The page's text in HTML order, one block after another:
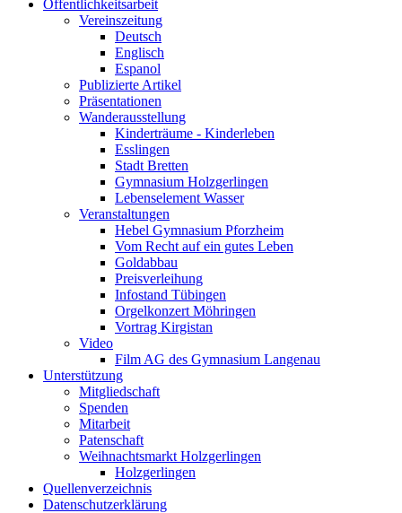
Öffentlichkeitsarbeit
Vereinszeitung
Deutsch
Englisch
Espanol
Publizierte Artikel
Präsentationen
Wanderausstellung
Kinderträume - Kinderleben
Esslingen
Stadt Bretten
Gymnasium Holzgerlingen
Lebenselement Wasser
Veranstaltungen
Hebel Gymnasium Pforzheim
Vom Recht auf ein gutes Leben
Goldabbau
Preisverleihung
Infostand Tübingen
Orgelkonzert Möhringen
Vortrag Kirgistan
Video
Film AG des Gymnasium Langenau
Unterstützung
Mitgliedschaft
Spenden
Mitarbeit
Patenschaft
Weihnachtsmarkt Holzgerlingen
Holzgerlingen
Quellenverzeichnis
Datenschutzerklärung